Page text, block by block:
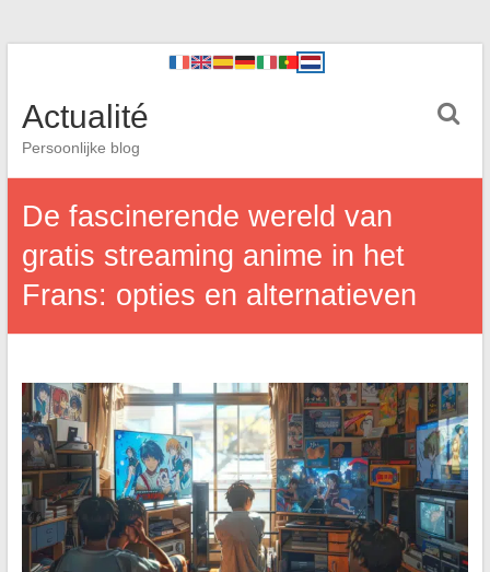
Actualité
Persoonlijke blog
De fascinerende wereld van
gratis streaming anime in het
Frans: opties en alternatieven